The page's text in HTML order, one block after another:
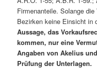
Firmenanteile. Solange
Bezirken keine Einsicht in
Aussage, das
kommen, nur eine
Angaben von Akelius
Prüfung der Unterlagen.